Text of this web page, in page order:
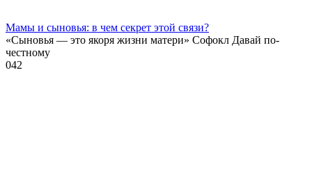
Мамы и сыновья: в чем секрет этой связи?
«Сыновья — это якоря жизни матери» Софокл Давай по-
честному
042